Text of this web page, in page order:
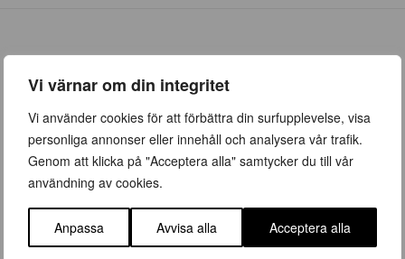
Vi värnar om din integritet
Vi använder cookies för att förbättra din surfupplevelse, visa
personliga annonser eller innehåll och analysera vår trafik.
Genom att klicka på "Acceptera alla" samtycker du till vår
användning av cookies.
Anpassa Avvisa alla Acceptera alla
ÖPPETTIDER
Vår (23 mars – 28 juni)
Vardagar 09:00 – 19:00
Lördag 10:00 – 16:00
Söndag/helgdag 10:00 – 16:00